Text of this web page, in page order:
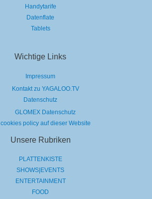
Handytarife
Datenflate
Tablets
Wichtige Links
Impressum
Kontakt zu YAGALOO.TV
Datenschutz
GLOMEX Datenschutz
cookies policy auf dieser Website
Unsere Rubriken
PLATTENKISTE
SHOWS|EVENTS
ENTERTAINMENT
FOOD